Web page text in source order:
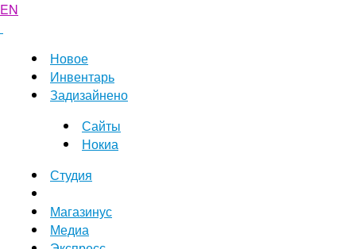
EN
Новое
Инвентарь
Задизайнено
Сайты
Нокиа
Студия
Магазинус
Медиа